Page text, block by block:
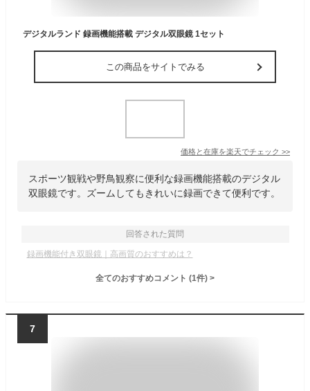
デジタルランド 録画機能搭載 デジタル双眼鏡 1セット
この商品をサイトでみる
価格と在庫を楽天でチェック >>
スポーツ観戦や野鳥観察に便利な録画機能搭載のデジタル
双眼鏡です。ズームしてもきれいに録画できて便利です。
回答された質問
録画機能付き双眼鏡｜高画質のおすすめは？
全てのおすすめコメント (1件) >
7